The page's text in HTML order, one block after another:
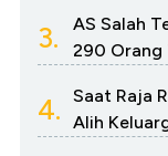
3.
AS Salah
290 Orang
4.
Saat Raja
Alih